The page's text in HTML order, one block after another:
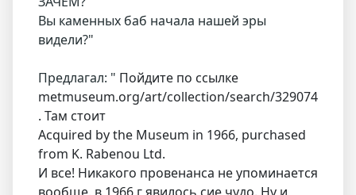
Вы каменных баб начала нашей эры
видели?"
Предлагал: " Пойдите по ссылке
metmuseum.org/art/collection/search/329074
. Там стоит
Acquired by the Museum in 1966, purchased
from K. Rabenou Ltd.
И все! Никакого провенанса не упоминается